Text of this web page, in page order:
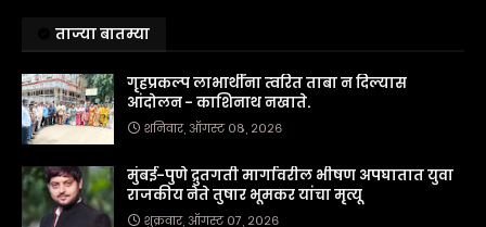
ताज्या बातम्या
गृहप्रकल्प लाभार्थींना त्वरित ताबा न दिल्यास
आंदोलन - काशिनाथ नखाते.
शनिवार, ऑगस्ट ०८, २०२६
मुंबई-पुणे द्रुतगती मार्गावरील भीषण अपघातात युवा
राजकीय नेते तुषार भूमकर यांचा मृत्यू
शुक्रवार, ऑगस्ट ०७, २०२६